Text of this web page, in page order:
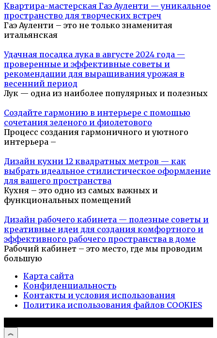
Квартира-мастерская Гаэ Ауленти — уникальное
пространство для творческих встреч
Гаэ Ауленти – это не только знаменитая
итальянская
Удачная посадка лука в августе 2024 года —
проверенные и эффективные советы и
рекомендации для выращивания урожая в
весенний период
Лук — одна из наиболее популярных и полезных
Создайте гармонию в интерьере с помощью
сочетания зеленого и фиолетового
Процесс создания гармоничного и уютного
интерьера –
Дизайн кухни 12 квадратных метров — как
выбрать идеальное стилистическое оформление
для вашего пространства
Кухня – это одно из самых важных и
функциональных помещений
Дизайн рабочего кабинета — полезные советы и
креативные идеи для создания комфортного и
эффективного рабочего пространства в доме
Рабочий кабинет – это место, где мы проводим
большую
Карта сайта
Конфиденциальность
Контакты и условия использования
Политика использования файлов COOKIES